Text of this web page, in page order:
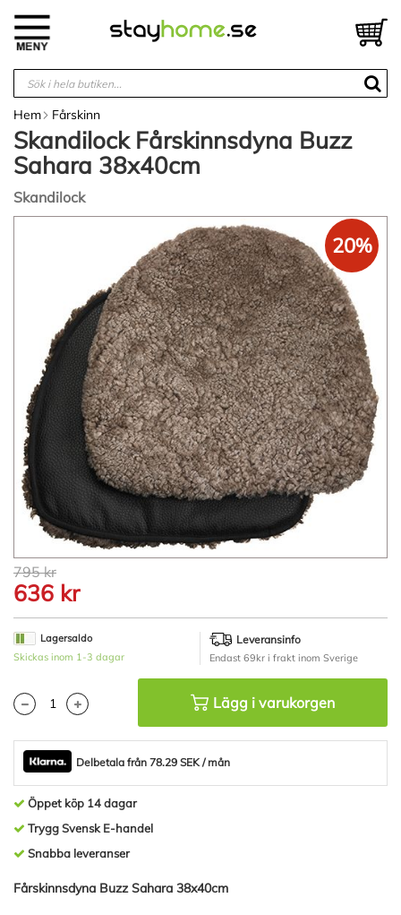
innehållet
Hem Fårskinn
Skandilock Fårskinnsdyna Buzz
Sahara 38x40cm
Skandilock
Hoppa
till
början
av
bildgalleriet
20%
795 kr
636 kr
Lagersaldo
Skickas inom 1-3 dagar
Leveransinfo
Endast 69kr i frakt inom Sverige
Lägg i varukorgen
Delbetala från 78.29 SEK / mån
Öppet köp 14 dagar
Trygg Svensk E-handel
Snabba leveranser
Fårskinnsdyna Buzz Sahara 38x40cm